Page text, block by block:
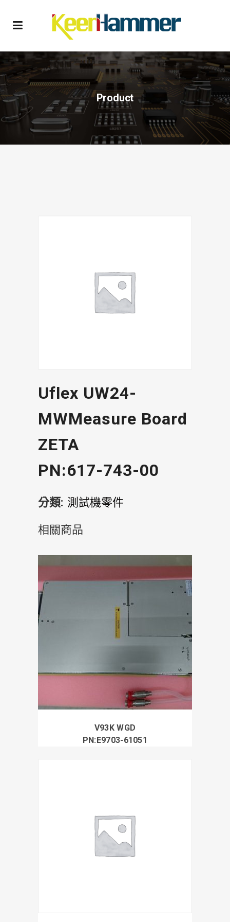
Product
Uflex UW24-
MWMeasure Board
ZETA
PN:617-743-00
分類: 測試機零件
相關商品
V93K WGD
PN:E9703-61051